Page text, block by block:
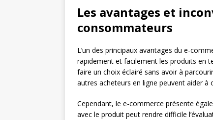
Les avantages et
consommateurs
L’un des principaux avantages du e-
rapidement et facilement les produits en
faire un choix éclairé sans avoir à
autres acheteurs en ligne peuvent aider à
Cependant, le e-commerce présente
avec le produit peut rendre difficile